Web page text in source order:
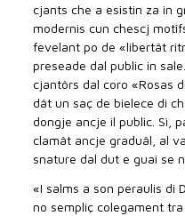
cjants che a esistin za in
modernis cun chescj
fevelant po de «libertât
preseade dal public in
cjantôrs dal coro «Rosas
dât un saç de bielece di
dongje ancje il public. Sì,
clamât ancje graduâl, al
snature dal dut e guai se
«I salms a son peraulis di
no sempliç colegament